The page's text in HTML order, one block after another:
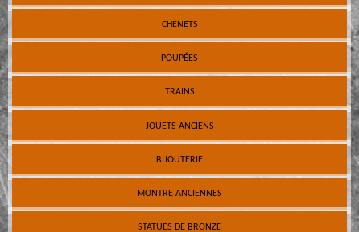
CHENETS
POUPÉES
TRAINS
JOUETS ANCIENS
BIJOUTERIE
MONTRE ANCIENNES
STATUES DE BRONZE